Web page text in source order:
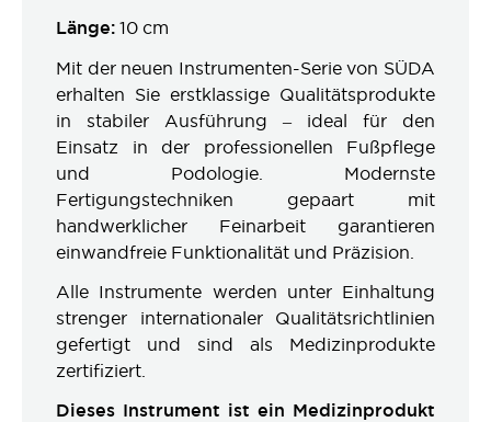
Länge: 10 cm
Mit der neuen Instrumenten-Serie von SÜDA
erhalten Sie erstklassige Qualitätsprodukte
in stabiler Ausführung – ideal für den
Einsatz in der professionellen Fußpflege
und Podologie. Modernste
Fertigungstechniken gepaart mit
handwerklicher Feinarbeit garantieren
einwandfreie Funktionalität und Präzision.
Alle Instrumente werden unter Einhaltung
strenger internationaler Qualitätsrichtlinien
gefertigt und sind als Medizinprodukte
zertifiziert.
Dieses Instrument ist ein Medizinprodukt